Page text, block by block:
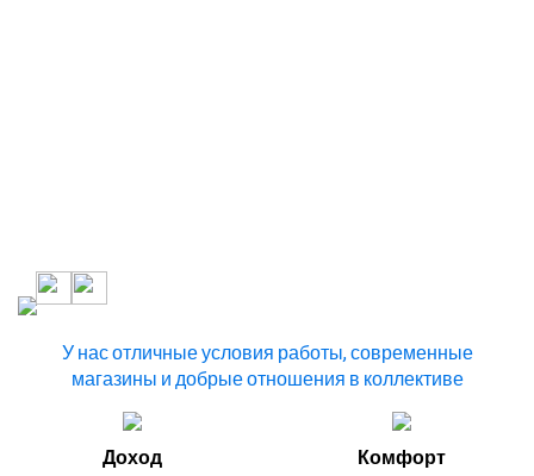
У нас отличные условия работы, современные
магазины и добрыеотношения в коллективе
Доход Комфорт